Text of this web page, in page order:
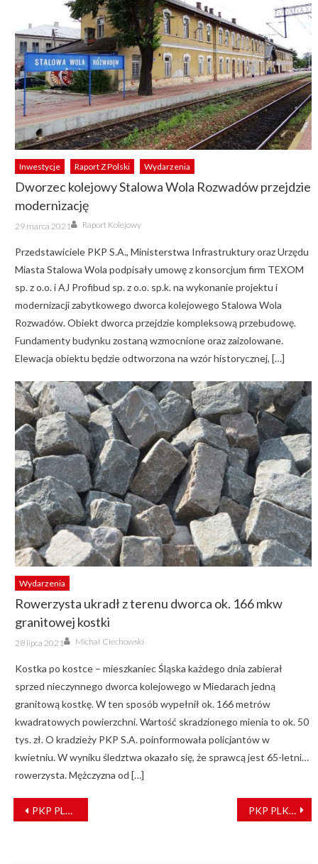
Inwestycje Raport Z Polski Wydarzenia
Dworzec kolejowy Stalowa Wola Rozwadów przejdzie
modernizację
Posted
on
29 marca 2021 Author
Raport Kolejowy
Przedstawiciele PKP S.A., Ministerstwa Infrastruktury oraz Urzędu
Miasta Stalowa Wola podpisały umowę z konsorcjum firm TEXOM
sp. z o.o. i AJ Profibud sp. z o.o. sp.k. na wykonanie projektu i
modernizacji zabytkowego dworca kolejowego Stalowa Wola
Rozwadów. Obiekt dworca przejdzie kompleksową przebudowę.
Fundamenty budynku zostaną wzmocnione oraz zaizolowane.
Elewacja obiektu będzie odtworzona na wzór historycznej, […]
Wydarzenia
Rowerzysta ukradł z terenu dworca ok. 166 mkw
granitowej kostki
Posted
on
28 lipca 2021 Author
Michał Ciechowski
Kostka po kostce – mieszkaniec Śląska każdego dnia zabierał
sprzed nieczynnego dworca kolejowego w Miedarach jedną
granitową kostkę. W ten sposób wypełnił ok. 166 metrów
kwadratowych powierzchni. Wartość skradzionego mienia to ok. 50
tys. zł. O kradzieży PKP S.A. poinformowała policjantów w
kwietniu. W wyniku śledztwa okazało się, że sprawcą jest 65-letni…
rowerzysta. Mężczyzna od […]
NAWIGACJA
WPISU
PKP PLK realizują kolejne prace na stacji Białystok i przystankach w regionie PKP PLK remontuje wiadukt przy stacji Szczecin Główny [ZDJĘCIA]